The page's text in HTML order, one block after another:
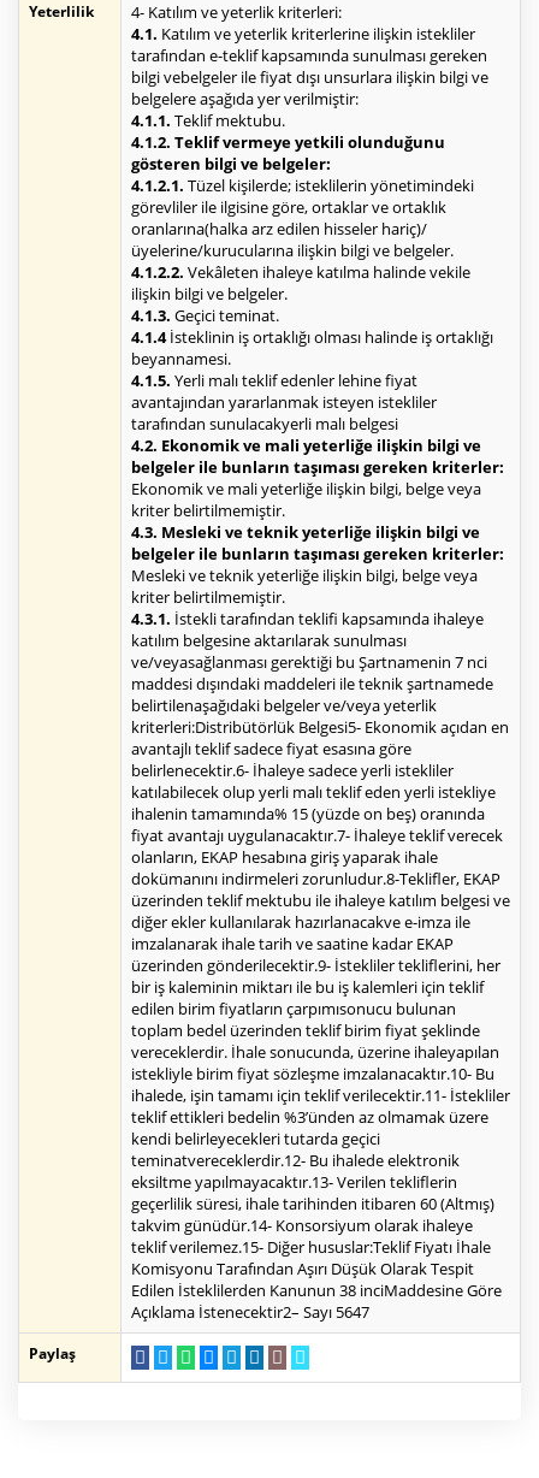
Yeterlilik
4- Katılım ve yeterlik kriterleri:
4.1. Katılım ve yeterlik kriterlerine ilişkin istekliler
tarafından e-teklif kapsamında sunulması gereken
bilgi vebelgeler ile fiyat dışı unsurlara ilişkin bilgi ve
belgelere aşağıda yer verilmiştir:
4.1.1. Teklif mektubu.
4.1.2. Teklif vermeye yetkili olunduğunu
gösteren bilgi ve belgeler:
4.1.2.1. Tüzel kişilerde; isteklilerin yönetimindeki
görevliler ile ilgisine göre, ortaklar ve ortaklık
oranlarına(halka arz edilen hisseler hariç)/
üyelerine/kurucularına ilişkin bilgi ve belgeler.
4.1.2.2. Vekâleten ihaleye katılma halinde vekile
ilişkin bilgi ve belgeler.
4.1.3. Geçici teminat.
4.1.4İsteklinin iş ortaklığı olması halinde iş ortaklığı
beyannamesi.
4.1.5. Yerli malı teklif edenler lehine fiyat
avantajından yararlanmak isteyen istekliler
tarafından sunulacakyerli malı belgesi
4.2. Ekonomik ve mali yeterliğe ilişkin bilgi ve
belgeler ile bunların taşıması gereken kriterler:
Ekonomik ve mali yeterliğe ilişkin bilgi, belge veya
kriter belirtilmemiştir.
4.3. Mesleki ve teknik yeterliğe ilişkin bilgi ve
belgeler ile bunların taşıması gereken kriterler:
Mesleki ve teknik yeterliğe ilişkin bilgi, belge veya
kriter belirtilmemiştir.
4.3.1. İstekli tarafından teklifi kapsamında ihaleye
katılım belgesine aktarılarak sunulması
ve/veyasağlanması gerektiği bu Şartnamenin 7 nci
maddesi dışındaki maddeleri ile teknik şartnamede
belirtilenaşağıdaki belgeler ve/veya yeterlik
kriterleri:Distribütörlük Belgesi5- Ekonomik açıdan en
avantajlı teklif sadece fiyat esasına göre
belirlenecektir.6- İhaleye sadece yerli istekliler
katılabilecek olup yerli malı teklif eden yerli istekliye
ihalenin tamamında% 15 (yüzde on beş) oranında
fiyat avantajı uygulanacaktır.7- İhaleye teklif verecek
olanların, EKAP hesabına giriş yaparak ihale
dokümanını indirmeleri zorunludur.8-Teklifler, EKAP
üzerinden teklif mektubu ile ihaleye katılım belgesi ve
diğer ekler kullanılarak hazırlanacakve e-imza ile
imzalanarak ihale tarih ve saatine kadar EKAP
üzerinden gönderilecektir.9- İstekliler tekliflerini, her
bir iş kaleminin miktarı ile bu iş kalemleri için teklif
edilen birim fiyatların çarpımısonucu bulunan
toplam bedel üzerinden teklif birim fiyat şeklinde
vereceklerdir. İhale sonucunda, üzerine ihaleyapılan
istekliyle birim fiyat sözleşme imzalanacaktır.10- Bu
ihalede, işin tamamı için teklif verilecektir.11- İstekliler
teklif ettikleri bedelin %3’ünden az olmamak üzere
kendi belirleyecekleri tutarda geçici
teminatvereceklerdir.12- Bu ihalede elektronik
eksiltme yapılmayacaktır.13- Verilen tekliflerin
geçerlilik süresi, ihale tarihinden itibaren 60 (Altmış)
takvim günüdür.14- Konsorsiyum olarak ihaleye
teklif verilemez.15- Diğer hususlar:Teklif Fiyatı İhale
Komisyonu Tarafından Aşırı Düşük Olarak Tespit
Edilen İsteklilerden Kanunun 38 inciMaddesine Göre
Açıklama İstenecektir2– Sayı 5647
Paylaş